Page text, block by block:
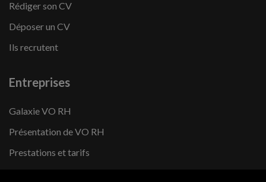
Rédiger son CV
Déposer un CV
Ils recrutent
Entreprises
Galaxie VO RH
Présentation de VO RH
Prestations et tarifs